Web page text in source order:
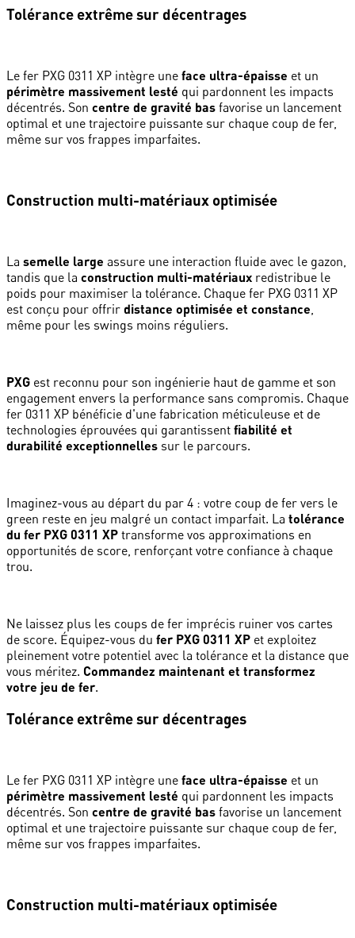
Tolérance extrême sur décentrages
Le fer PXG 0311 XP intègre une face ultra-épaisse et un
périmètre massivement lesté qui pardonnent les impacts
décentrés. Son centre de gravité bas favorise un lancement
optimal et une trajectoire puissante sur chaque coup de fer,
même sur vos frappes imparfaites.
Construction multi-matériaux optimisée
La semelle large assure une interaction fluide avec le gazon,
tandis que la construction multi-matériaux redistribue le
poids pour maximiser la tolérance. Chaque fer PXG 0311 XP
est conçu pour offrir distance optimisée et constance
même pour les swings moins réguliers.
PXG est reconnu pour son ingénierie haut de gamme et son
engagement envers la performance sans compromis. Chaque
fer 0311 XP bénéficie d'une fabrication méticuleuse et de
technologies éprouvées qui garantissent fiabilité et
durabilité exceptionnelles sur le parcours.
Imaginez-vous au départ du par 4 : votre coup de fer vers le
green reste en jeu malgré un contact imparfait. La tolérance
du fer PXG 0311 XP transforme vos approximations en
opportunités de score, renforçant votre confiance à chaque
trou.
Ne laissez plus les coups de fer imprécis ruiner vos cartes
de score. Équipez-vous du fer PXG 0311 XP et exploitez
pleinement votre potentiel avec la tolérance et la distance que
vous méritez. Commandez maintenant et transformez
votre jeu de fer.
Tolérance extrême sur décentrages
Le fer PXG 0311 XP intègre une face ultra-épaisse et un
périmètre massivement lesté qui pardonnent les impacts
décentrés. Son centre de gravité bas favorise un lancement
optimal et une trajectoire puissante sur chaque coup de fer,
même sur vos frappes imparfaites.
Construction multi-matériaux optimisée